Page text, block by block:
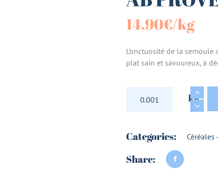
14,90€/kg
L’onctuosité de la
plat sain et savoureux, à
COUSCOUS DE
kg
Categories: Céréales
Share: